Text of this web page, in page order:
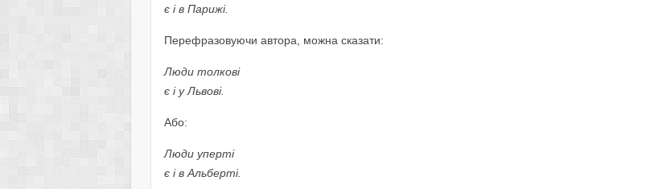
є і в Парижі.
Перефразовуючи автора, можна сказати:
Люди толкові
є і у Львові.
Або:
Люди уперті
є і в Альберті.